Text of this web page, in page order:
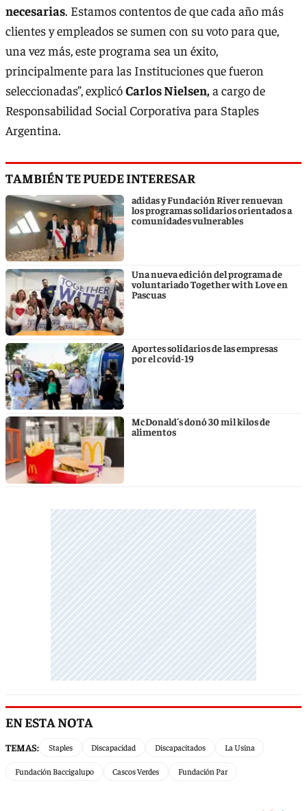
necesarias. Estamos contentos de que cada año más
clientes y empleados se sumen con su voto para que,
una vez más, este programa sea un éxito,
principalmente para las Instituciones que fueron
seleccionadas”, explicóCarlos Nielsen,a cargo de
Responsabilidad Social Corporativa para Staples
Argentina.
TAMBIÉN TE PUEDE INTERESAR
adidas y Fundación River renuevan
los programas solidarios orientados a
comunidades vulnerables
Una nueva edición del programa de
voluntariado Together with Love en
Pascuas
Aportes solidarios de las empresas
por el covid-19
McDonald´s donó 30 mil kilos de
alimentos
EN ESTA NOTA
TEMAS: Staples Discapacidad Discapacitados La Usina
Fundación Baccigalupo Cascos Verdes Fundación Par